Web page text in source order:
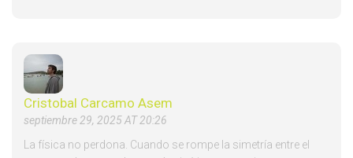
Cristobal Carcamo Asem
septiembre 29, 2025 AT 20:26
La física no perdona. Cuando se rompe la simetría entre el